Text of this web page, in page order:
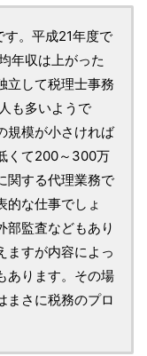
。平成21年度で
年収は上がった
立して税理士事務
も多いようで
規模が小さければ
くて200～300万
関する代理業務で
的な仕事でしょ
部監査などもあり
ますが内容によっ
あります。その場
まさに税務のプロ